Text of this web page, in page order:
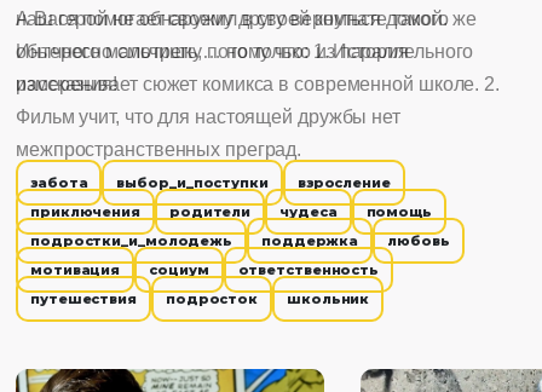
наш герой не обнаружил в своей комнате такого же
обычного мальчишку… но только из параллельного
измерения!
А Вася помогает своему другу вернуться домой.
Интересно смотреть, потому что: 1. История
рассказывает сюжет комикса в современной школе. 2.
Фильм учит, что для настоящей дружбы нет
межпространственных преград.
забота выбор_и_поступки
взросление
приключения
родители чудеса
помощь
подростки_и_молодежь
поддержка
любовь
мотивация
социум
ответственность
путешествия
подросток школьник